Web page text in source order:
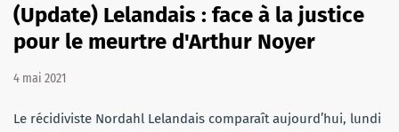
(Update) Lelandais : face à la justice
pour le meurtre d'Arthur Noyer
4 mai 2021
Le récidiviste Nordahl Lelandais comparaît aujourd’hui, lundi